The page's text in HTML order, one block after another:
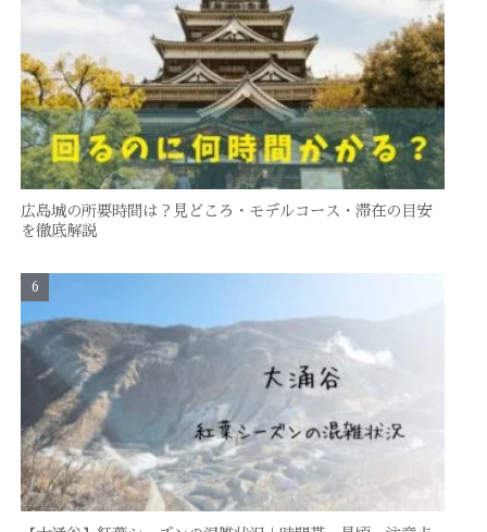
広島城の所要時間は？見どころ・モデルコース・滞在の目安
を徹底解説